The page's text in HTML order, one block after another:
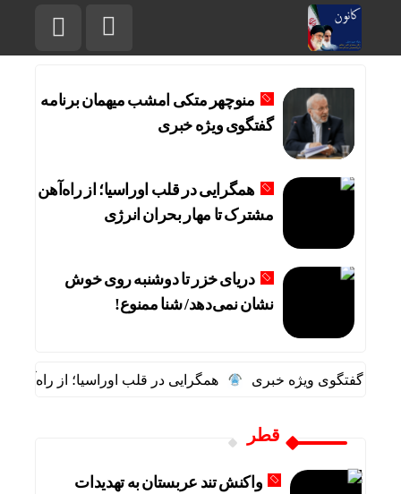
منوچهر متکی امشب میهمان برنامه
گفتگوی ویژه خبری
همگرایی در قلب اوراسیا؛ از راه‌آهن
مشترک تا مهار بحران انرژی
دریای خزر تا دوشنبه روی خوش
نشان نمی‌دهد/ شنا‌ ممنوع!
گفتگوی ویژه خبری همگرایی در قلب اوراسیا؛ از راه‌آهن
قطر
واکنش تند عربستان به تهدیدات